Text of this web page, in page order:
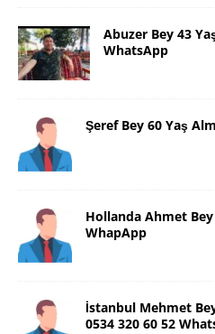
Abuzer Bey 43
WhatsApp
Şeref Bey 60 Yaş
Hollanda Ahmet Bey
WhapApp
İstanbul Mehmet
0534 320 60 52